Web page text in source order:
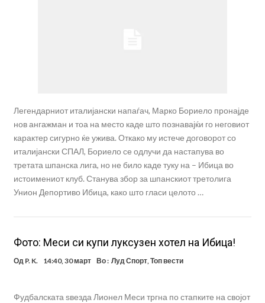
Легендарниот италијански напаѓач, Марко Бориело пронајде
нов ангажман и тоа на место каде што познавајќи го неговиот
карактер сигурно ќе ужива. Откако му истече договорот со
италијански СПАЛ, Бориело се одлучи да настапува во
третата шпанска лига, но не било каде туку на – Ибица во
истоимениот клуб. Станува збор за шпанскиот третолига
Унион Депортиво Ибица, како што гласи целото …
Фото: Меси си купи луксузен хотел на Ибица!
Од P. K. 14:40, 30 март Во : Луд Спорт,Топ вести
Фудбалската ѕвезда Лионел Меси тргна по стапките на својот